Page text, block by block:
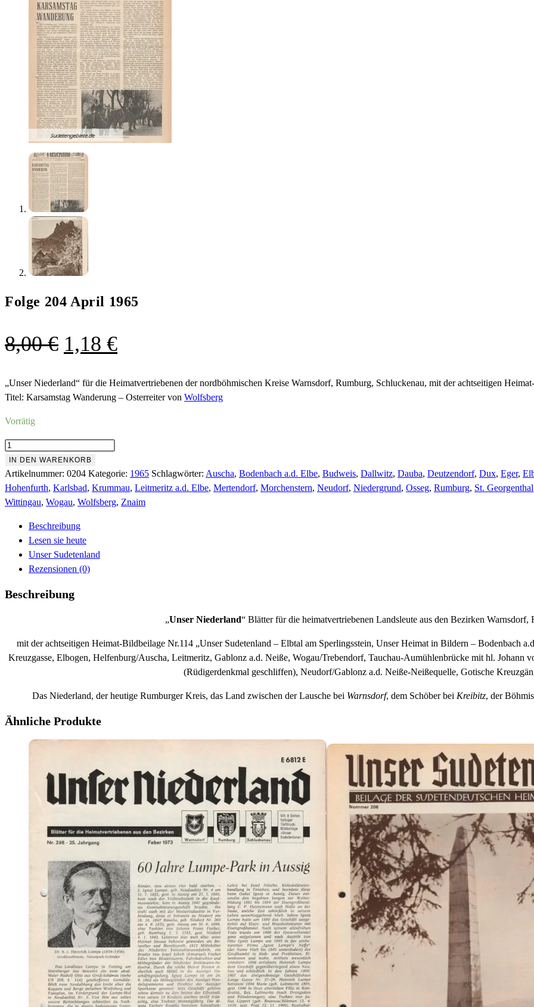
Folge 204 April 1965
8,00€ Ursprünglicher
war:
8,00 €
1,18 €Aktueller
ist:
1,18 €.
„Unser Niederland“ für die Heimatvertriebenen der nordböhmischen Kreise Warnsdorf, Rumburg, Schluckenau, mit der achtseitigen
Titel: Karsamstag Wanderung – Osterreiter von Wolfsberg
Vorrätig
Folge
204
April
1965
Menge
IN DEN WARENKORB
Artikelnummer: 0204 Kategorie: 1965 Schlagwörter: Auscha, Bodenbach a.d. Elbe, Budweis, Dallwitz, Dauba, Deutzendorf, Dux, Eger,
Hohenfurth, Karlsbad, Krummau, Leitmeritz a.d. Elbe, Mertendorf, Morchenstern, Neudorf, Niedergrund, Osseg, Rumburg, St. Georgenthal
Wittingau, Wogau, Wolfsberg, Znaim
Beschreibung
Lesen sie heute
Unser Sudetenland
Rezensionen (0)
Beschreibung
„Unser Niederland“ Blätter für die heimatvertriebenen Landsleute aus den Bezirken Warnsdorf,
mit der achtseitigen Heimat-Bildbeilage Nr.114 „Unser Sudetenland – Elbtal am Sperlingsstein, Unser Heimat in Bildern – Bodenbach
Kreuzgasse, Elbogen, Helfenburg/Auscha, Leitmeritz, Gablonz a.d. Neiße, Wogau/Trebendorf, Tauchau-Aumühlenbrücke mit hl.
(Rüdigerdenkmal geschliffen), Neudorf/Gablonz a.d. Neiße-Neißequelle, Gotische
Das Niederland, der heutige Rumburger Kreis, das Land zwischen der Lausche bei Warnsdorf, dem Schöber bei Kreibitz, der
Ähnliche Produkte